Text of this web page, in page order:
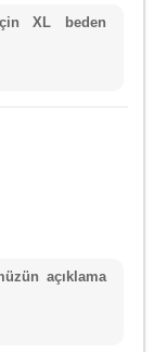
XL beden
açıklama